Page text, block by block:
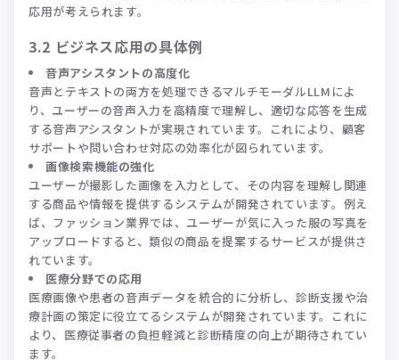
応用が考えられます。
3.2 ビジネス応用の具体例
音声アシスタントの高度化
音声とテキストの両方を処理できるマルチモーダルLLMによ
り、ユーザーの音声入力を高精度で理解し、適切な応答を生成
する音声アシスタントが実現されています。これにより、顧客
サポートや問い合わせ対応の効率化が図られています。
画像検索機能の強化
ユーザーが撮影した画像を入力として、その内容を理解し関連
する商品や情報を提供するシステムが開発されています。例え
ば、ファッション業界では、ユーザーが気に入った服の写真を
アップロードすると、類似の商品を提案するサービスが提供さ
れています。
医療分野での応用
医療画像や患者の音声データを統合的に分析し、診断支援や治
療計画の策定に役立てるシステムが開発されています。これに
より、医療従事者の負担軽減と診断精度の向上が期待されてい
ます。